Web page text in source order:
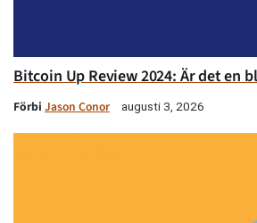
Bitcoin Up Review 2024: Är det en
Förbi Jason Conor augusti 3, 2026